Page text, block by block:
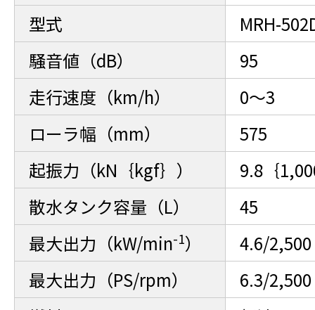
型式
MRH-
騒音値（dB）
95
走行速度（km/h）
0～3
ローラ幅（mm）
575
起振力（kN｛kgf｝）
9.8｛
散水タンク容量（L）
45
最大出力（kW/min-1）
4.6/2,500
最大出力（PS/rpm）
6.3/2,500